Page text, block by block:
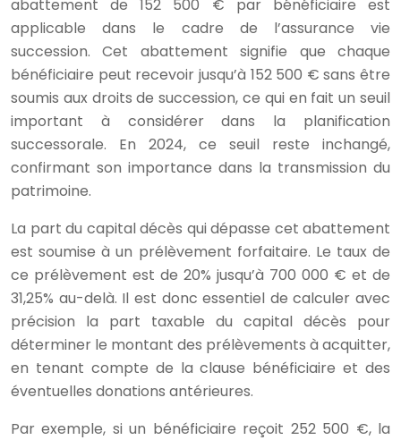
abattement de 152 500 € par bénéficiaire est
applicable dans le cadre de l’assurance vie
succession. Cet abattement signifie que chaque
bénéficiaire peut recevoir jusqu’à 152 500 € sans être
soumis aux droits de succession, ce qui en fait un seuil
important à considérer dans la planification
successorale. En 2024, ce seuil reste inchangé,
confirmant son importance dans la transmission du
patrimoine.
La part du capital décès qui dépasse cet abattement
est soumise à un prélèvement forfaitaire. Le taux de
ce prélèvement est de 20% jusqu’à 700 000 € et de
31,25% au-delà. Il est donc essentiel de calculer avec
précision la part taxable du capital décès pour
déterminer le montant des prélèvements à acquitter,
en tenant compte de la clause bénéficiaire et des
éventuelles donations antérieures.
Par exemple, si un bénéficiaire reçoit 252 500 €, la